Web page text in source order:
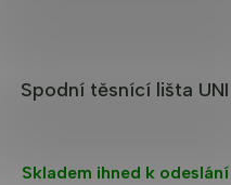
Spodní těsnící lišta UNI
Skladem ihned k odeslání